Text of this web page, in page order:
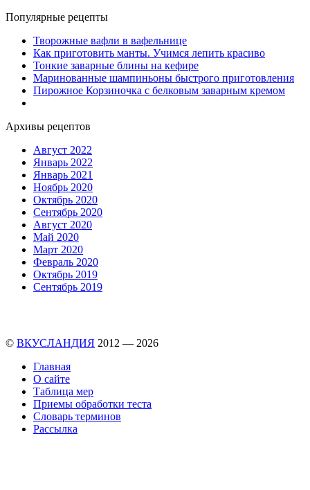
Популярные рецепты
Творожные вафли в вафельнице
Как приготовить манты. Учимся лепить красиво
Тонкие заварные блины на кефире
Маринованные шампиньоны быстрого приготовления
Пирожное Корзиночка с белковым заварным кремом
Архивы рецептов
Август 2022
Январь 2022
Январь 2021
Ноябрь 2020
Октябрь 2020
Сентябрь 2020
Август 2020
Май 2020
Март 2020
Февраль 2020
Октябрь 2019
Сентябрь 2019
© ВКУСЛАНДИЯ 2012 — 2026
Главная
О сайте
Таблица мер
Приемы обработки теста
Словарь терминов
Рассылка